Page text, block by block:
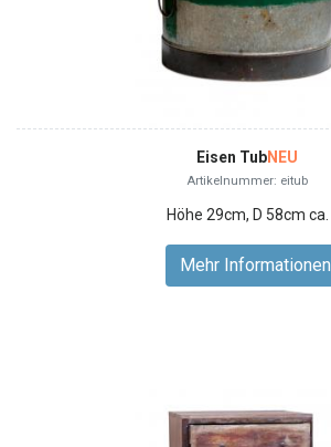
Eisen TubNEU
Artikelnummer: eitub
Höhe 29cm, D 58cm ca.
Mehr Informationen